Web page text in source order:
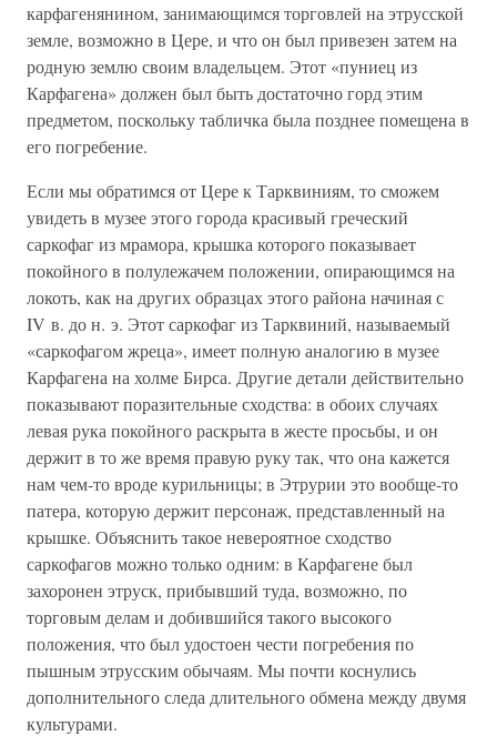
карфагенянином, занимающимся торговлей на этрусской
земле, возможно в Цере, и что он был привезен затем на
родную землю своим владельцем. Этот «пуниец из
Карфагена» должен был быть достаточно горд этим
предметом, поскольку табличка была позднее помещена в
его погребение.
Если мы обратимся от Цере к Тарквиниям, то сможем
увидеть в музее этого города красивый греческий
саркофаг из мрамора, крышка которого показывает
покойного в полулежачем положении, опирающимся на
локоть, как на других образцах этого района начиная с
IV в. до н. э. Этот саркофаг из Тарквиний, называемый
«саркофагом жреца», имеет полную аналогию в музее
Карфагена на холме Бирса. Другие детали действительно
показывают поразительные сходства: в обоих случаях
левая рука покойного раскрыта в жесте просьбы, и он
держит в то же время правую руку так, что она кажется
нам чем-то вроде курильницы; в Этрурии это вообще-то
патера, которую держит персонаж, представленный на
крышке. Объяснить такое невероятное сходство
саркофагов можно только одним: в Карфагене был
захоронен этруск, прибывший туда, возможно, по
торговым делам и добившийся такого высокого
положения, что был удостоен чести погребения по
пышным этрусским обычаям. Мы почти коснулись
дополнительного следа длительного обмена между двумя
культурами.